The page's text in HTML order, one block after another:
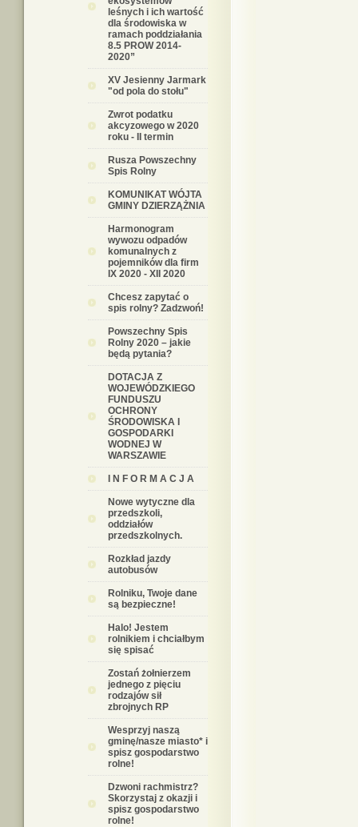
leśnych i ich wartość
dla środowiska w
ramach poddziałania
8.5 PROW 2014-
2020”
XV Jesienny Jarmark
"od pola do stołu"
Zwrot podatku
akcyzowego w 2020
roku - II termin
Rusza Powszechny
Spis Rolny
KOMUNIKAT WÓJTA
GMINY DZIERZĄŻNIA
Harmonogram
wywozu odpadów
komunalnych z
pojemników dla firm
IX 2020 - XII 2020
Chcesz zapytać o
spis rolny? Zadzwoń!
Powszechny Spis
Rolny 2020 – jakie
będą pytania?
DOTACJA Z
WOJEWÓDZKIEGO
FUNDUSZU
OCHRONY
ŚRODOWISKA I
GOSPODARKI
WODNEJ W
WARSZAWIE
I N F O R M A C J A
Nowe wytyczne dla
przedszkoli,
oddziałów
przedszkolnych.
Rozkład jazdy
autobusów
Rolniku, Twoje dane
są bezpieczne!
Halo! Jestem
rolnikiem i chciałbym
się spisać
Zostań żołnierzem
jednego z pięciu
rodzajów sił
zbrojnych RP
Wesprzyj naszą
gminę/nasze miasto* i
spisz gospodarstwo
rolne!
Dzwoni rachmistrz?
Skorzystaj z okazji i
spisz gospodarstwo
rolne!